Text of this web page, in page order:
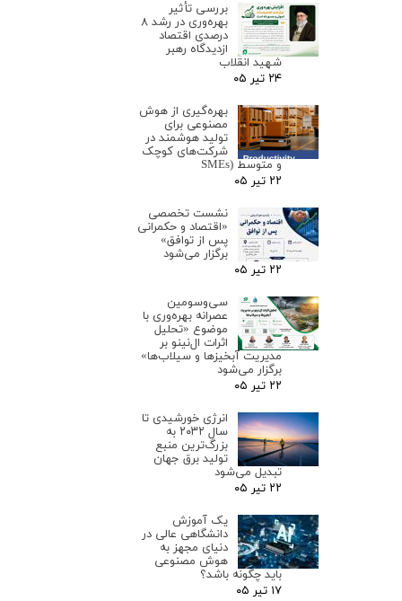
بررسی تأثیر
بهره‌وری در رشد ۸
درصدی اقتصاد
ازدیدگاه رهبر
شهید انقلاب
۲۴ تیر ۰۵
بهره‌گیری از هوش
مصنوعی برای
تولید هوشمند در
شرکت‌های کوچک
و متوسط (SMEs
۲۲ تیر ۰۵
نشست تخصصی
«اقتصاد و حکمرانی
پس از توافق»
برگزار می‌شود
۲۲ تیر ۰۵
سی‌وسومین
عصرانه بهره‌وری با
موضوع «تحلیل
اثرات ال‌نینو بر
مدیریت آبخیزها و سیلاب‌ها»
برگزار می‌شود
۲۲ تیر ۰۵
انرژی خورشیدی تا
سال ۲۰۳۲ به
بزرگ‌ترین منبع
تولید برق جهان
تبدیل می‌شود
۲۲ تیر ۰۵
یک آموزش
دانشگاهی عالی در
دنیای مجهز به
هوش مصنوعی
باید چگونه باشد؟
۱۷ تیر ۰۵